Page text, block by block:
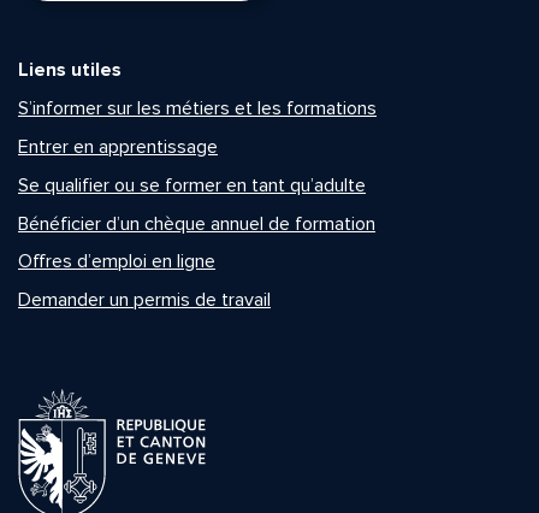
Liens utiles
S’informer sur les métiers et les formations
Entrer en apprentissage
Se qualifier ou se former en tant qu’adulte
Bénéficier d’un chèque annuel de formation
Offres d’emploi en ligne
Demander un permis de travail